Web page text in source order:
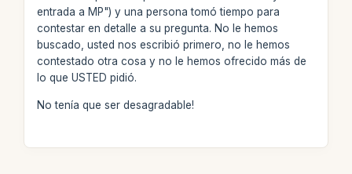
entrada a MP") y una persona tomó tiempo para
contestar en detalle a su pregunta. No le hemos
buscado, usted nos escribió primero, no le hemos
contestado otra cosa y no le hemos ofrecido más de
lo que USTED pidió.
No tenía que ser desagradable!